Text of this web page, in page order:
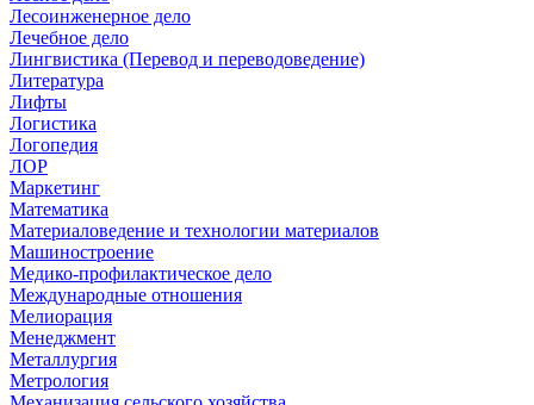
Лесоинженерное дело
Лечебное дело
Лингвистика (Перевод и переводоведение)
Литература
Лифты
Логистика
Логопедия
ЛОР
Маркетинг
Математика
Материаловедение и технологии материалов
Машиностроение
Медико-профилактическое дело
Международные отношения
Мелиорация
Менеджмент
Металлургия
Метрология